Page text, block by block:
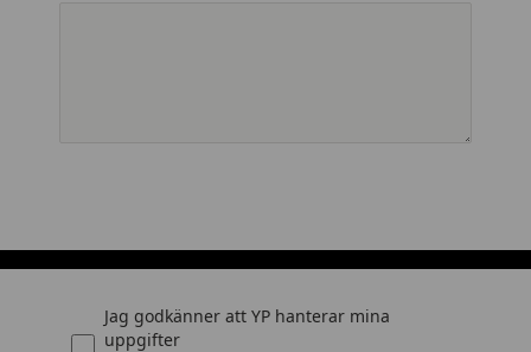
Jag godkänner att YP hanterar mina
uppgifter